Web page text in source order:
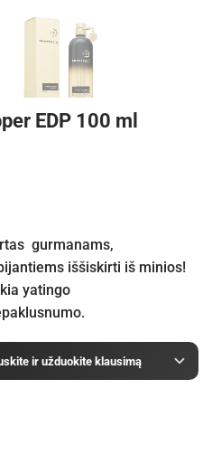
EDP 100 ml
gurmanams,
iššiskirti iš minios!
yatingo
ir užduokite klausimą
Pepper EDP 100 ml